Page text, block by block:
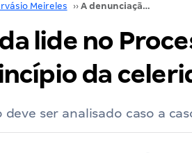
Meireles ›› A denunciação da lide no Processo do Trabalho e o princípio da celeridade
lide no
da
ser analisado caso a